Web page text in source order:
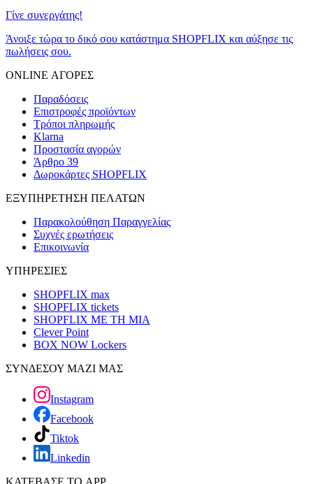
Γίνε συνεργάτης!
Άνοιξε τώρα το δικό σου κατάστημα SHOPFLIX και αύξησε τις
πωλήσεις σου.
ONLINE ΑΓΟΡΕΣ
Παραδόσεις
Επιστροφές προϊόντων
Τρόποι πληρωμής
Klarna
Προστασία αγορών
Άρθρο 39
Δωροκάρτες SHOPFLIX
ΕΞΥΠΗΡΕΤΗΣΗ ΠΕΛΑΤΩΝ
Παρακολούθηση Παραγγελίας
Συχνές ερωτήσεις
Επικοινωνία
ΥΠΗΡΕΣΙΕΣ
SHOPFLIX max
SHOPFLIX tickets
SHOPFLIX ΜΕ ΤΗ ΜΙΑ
Clever Point
BOX NOW Lockers
ΣΥΝΔΕΣΟΥ ΜΑΖΙ ΜΑΣ
Instagram
Facebook
Tiktok
Linkedin
ΚΑΤΕΒΑΣΕ ΤΟ APP